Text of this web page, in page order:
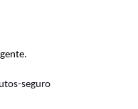
seguro